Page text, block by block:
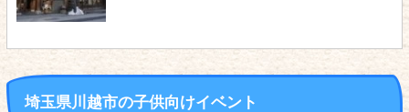
埼玉県川越市の子供向けイベント